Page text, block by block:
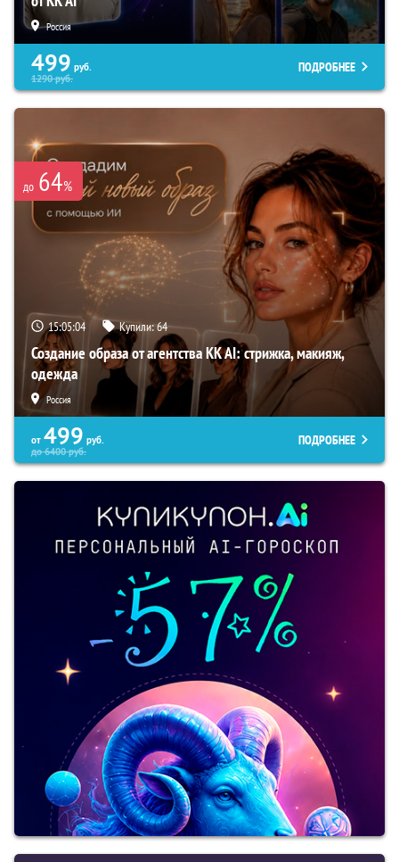
Россия
499 руб.
1290руб.
ПОДРОБНЕЕ
до 64%
15:05:03 Купили:64
Создание образа от агентства KK AI: стрижка, макияж,
одежда
Россия
от 499 руб.
до6400руб.
ПОДРОБНЕЕ